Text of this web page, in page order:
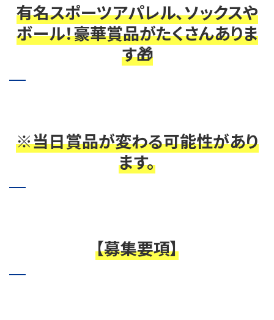
有名スポーツアパレル、ソックスや
ボール！豪華賞品がたくさんありま
す🎁
※当日賞品が変わる可能性があり
ます。
【募集要項】